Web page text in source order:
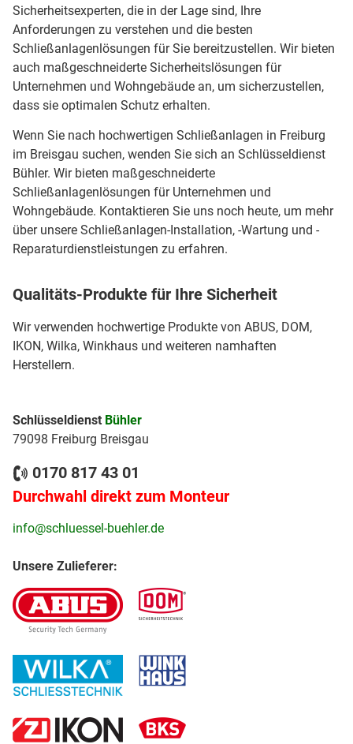
Sicherheitsexperten, die in der Lage sind, Ihre
Anforderungen zu verstehen und die besten
Schließanlagenlösungen für Sie bereitzustellen. Wir bieten
auch maßgeschneiderte Sicherheitslösungen für
Unternehmen und Wohngebäude an, um sicherzustellen,
dass sie optimalen Schutz erhalten.
Wenn Sie nach hochwertigen Schließanlagen in Freiburg
im Breisgau suchen, wenden Sie sich an Schlüsseldienst
Bühler. Wir bieten maßgeschneiderte
Schließanlagenlösungen für Unternehmen und
Wohngebäude. Kontaktieren Sie uns noch heute, um mehr
über unsere Schließanlagen-Installation, -Wartung und -
Reparaturdienstleistungen zu erfahren.
Qualitäts-Produkte für Ihre Sicherheit
Wir verwenden hochwertige Produkte von ABUS, DOM,
IKON, Wilka, Winkhaus und weiteren namhaften
Herstellern.
Schlüsseldienst Bühler
79098 Freiburg Breisgau
0170 817 43 01
Durchwahl direkt zum Monteur
info@schluessel-buehler.de
Unsere Zulieferer: